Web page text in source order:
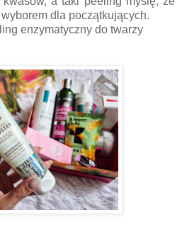
dla początkujących.
enzymatyczny do twarzy